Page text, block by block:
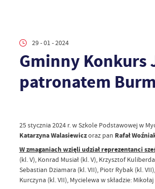
29 - 01 - 2024
Gminny Konkurs
patronatem
25 stycznia 2024 r. w Szkole Podstawowej w
Katarzyna Walasiewiczoraz pan Rafał
W zmaganiach wzięli udział reprezentanci
(kl. V), Konrad Musiał (kl. V), Krzysztof
Sebastian Dziamara (kl. VII), Piotr Rybak (kl.
Kurczyna (kl. VII), Mycielewa w składzie: